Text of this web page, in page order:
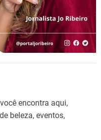
encontra aqui,
beleza, eventos,